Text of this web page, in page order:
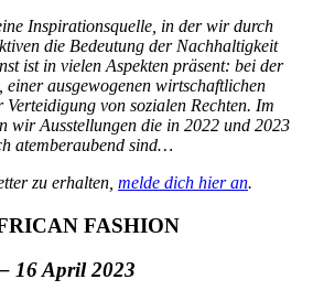
Inspirationsquelle, in der wir durch
die Bedeutung der Nachhaltigkeit
ist in vielen Aspekten präsent: bei der
einer ausgewogenen wirtschaftlichen
von sozialen Rechten. Im
wir Ausstellungen die in 2022 und 2023
atemberaubend sind…
zu erhalten, melde dich hier an.
FASHION
16 April 2023